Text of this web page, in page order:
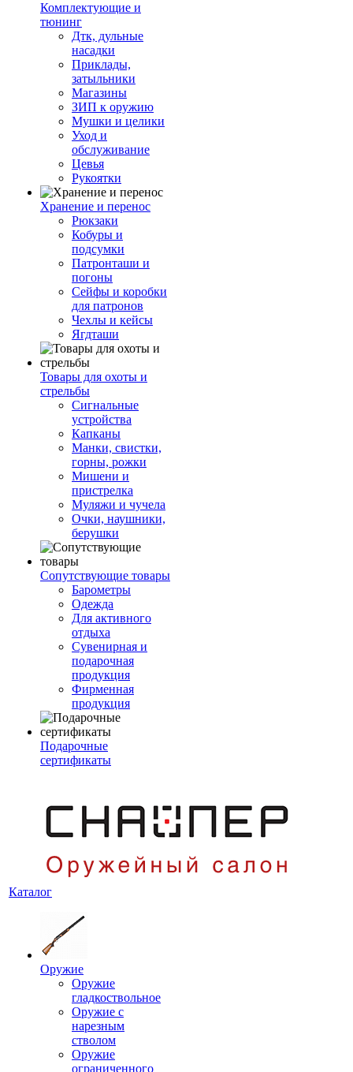
Комплектующие и
тюнинг
Дтк, дульные
насадки
Приклады,
затыльники
Магазины
ЗИП к оружию
Мушки и целики
Уход и
обслуживание
Цевья
Рукоятки
Хранение и перенос
Рюкзаки
Кобуры и
подсумки
Патронташи и
погоны
Сейфы и коробки
для патронов
Чехлы и кейсы
Ягдташи
Товары для охоты и
стрельбы
Сигнальные
устройства
Капканы
Манки, свистки,
горны, рожки
Мишени и
пристрелка
Муляжи и чучела
Очки, наушники,
берушки
Сопутствующие товары
Барометры
Одежда
Для активного
отдыха
Сувенирная и
подарочная
продукция
Фирменная
продукция
Подарочные
сертификаты
Каталог
Оружие
Оружие
гладкоствольное
Оружие с
нарезным
стволом
Оружие
ограниченного